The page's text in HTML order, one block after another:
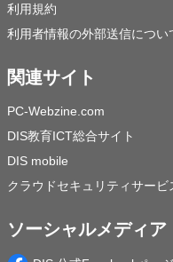
利用規約
利用者情報の外部送信につい
関連サイト
PC-Webzine.com
DIS教育ICT総合サイト
DIS mobile
クラウドセキュリティサー
ソーシャルメディア